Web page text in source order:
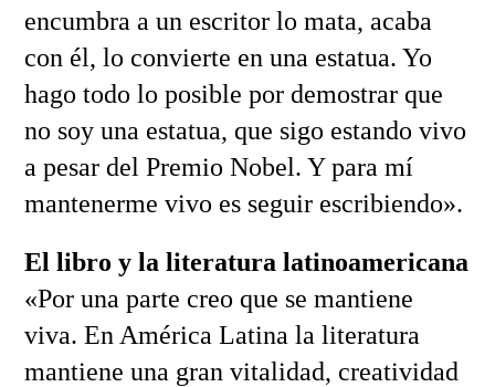
encumbra a un escritor lo mata, acaba
con él, lo convierte en una estatua. Yo
hago todo lo posible por demostrar que
no soy una estatua, que sigo estando vivo
a pesar del Premio Nobel. Y para mí
mantenerme vivo es seguir escribiendo».
El libro y la literatura latinoamericana
«Por una parte creo que se mantiene
viva. En América Latina la literatura
mantiene una gran vitalidad, creatividad